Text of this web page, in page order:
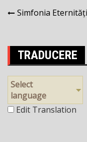
Navigare
articole
Simfonia
TRADUCERE
Select
language
Edit Translation